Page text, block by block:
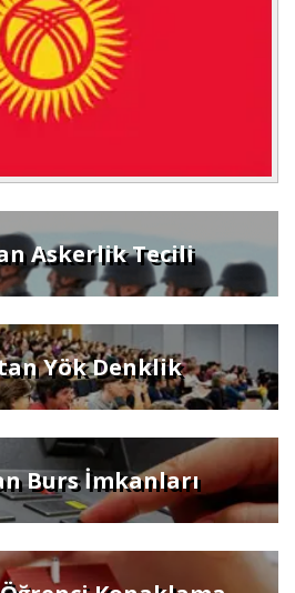
Askerlik Tecili
Yök Denklik
Burs İmkanları